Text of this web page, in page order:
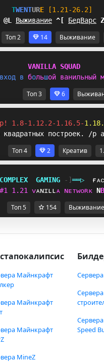
TWENTURE
[1.21-26.2]
M^ Выживание ^ P БедВарс D
Топ 2 14 Выживание
VANIL L A SQUAD
вход в большой ванильный м
Топ 3 6
1.8-1.12.2-1.16.5-
квадратных построек. /p
Топ 4 2 Креатив
COMPL EX GAMING ‐]══▷
#1 1 . 21 ᴠᴀɴɪʟʟᴀ ɴᴇᴛᴡᴏʀᴋ VD
Топ 5 154 Выживание
Майнкрафт
Майнкрафт
Майнкрафт
MineZ
Speed